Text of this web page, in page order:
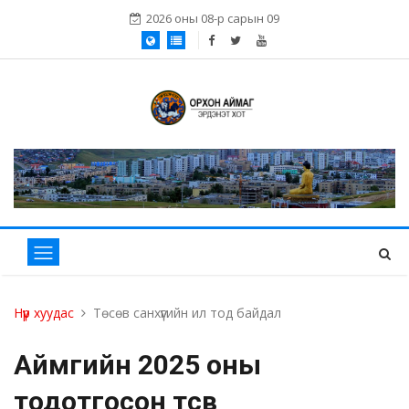
2026 оны 08-р сарын 09
Нүүр хуудас Төсөв санхүүгийн ил тод байдал
Аймгийн 2025 оны
тодотгосон төсөв